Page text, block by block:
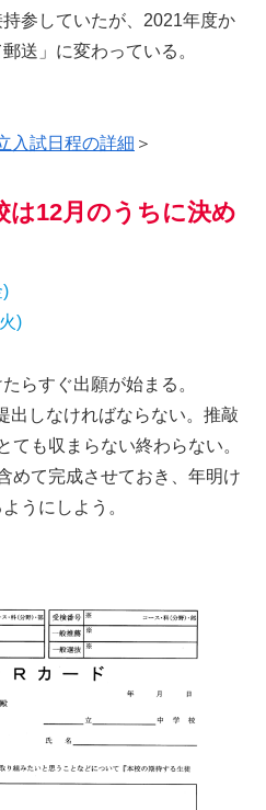
参していたが、2021年度か
送」に変わっている。
入試日程の詳細 ＞
12月のうちに決め
)
らすぐ出願が始まる。
出しなければならない。推敲
ても収まらない終わらない。
めて完成させておき、年明け
うにしよう。